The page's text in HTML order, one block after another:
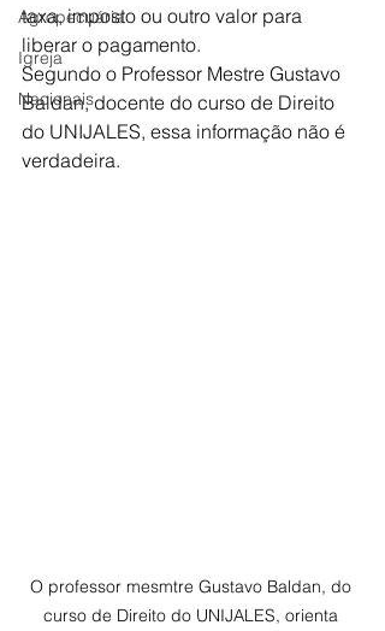
Agropecuária
Igreja
Nacionais
taxa, imposto ou outro valor para
liberar o pagamento.
Segundo o Professor Mestre Gustavo
Baldan, docente do curso de Direito
do UNIJALES, essa informação não é
verdadeira.
O professor mesmtre Gustavo Baldan, do
curso de Direito do UNIJALES, orienta